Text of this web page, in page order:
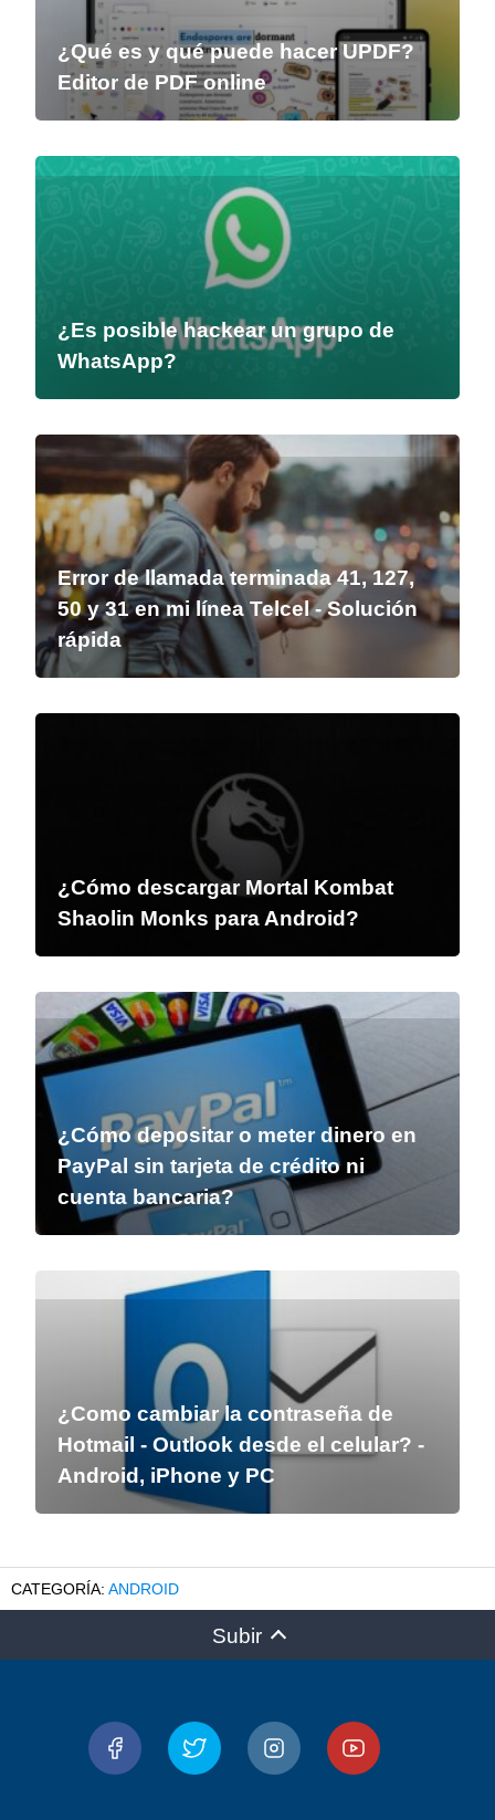
¿Qué es y qué puede hacer UPDF?
Editor de PDF online
¿Es posible hackear un grupo de
WhatsApp?
Error de llamada terminada 41, 127,
50 y 31 en mi línea Telcel - Solución
rápida
¿Cómo descargar Mortal Kombat
Shaolin Monks para Android?
¿Cómo depositar o meter dinero en
PayPal sin tarjeta de crédito ni
cuenta bancaria?
¿Como cambiar la contraseña de
Hotmail - Outlook desde el celular? -
Android, iPhone y PC
ANDROID
Subir